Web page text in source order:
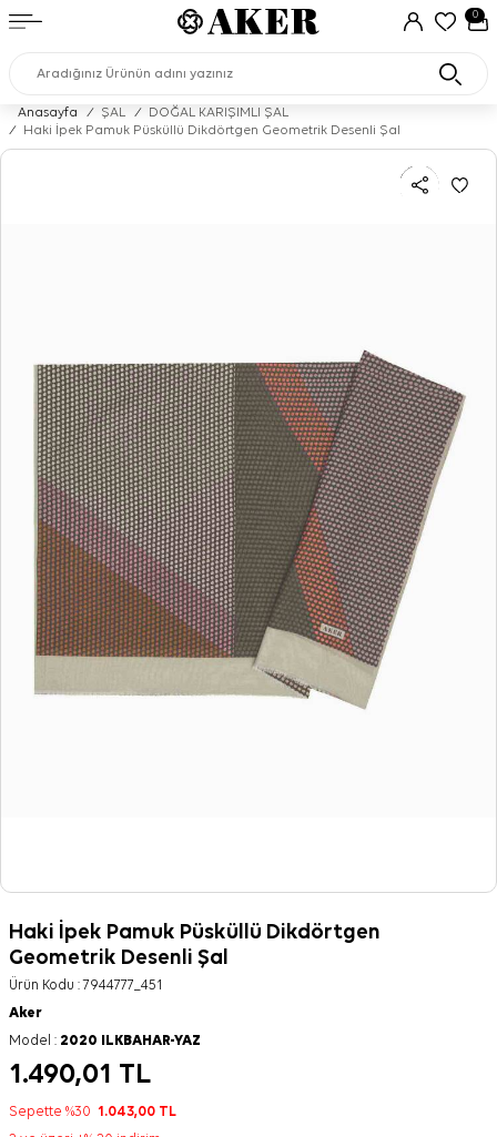
0
Anasayfa / ŞAL /
DOĞAL KARIŞIMLI ŞAL
/
Haki İpek Pamuk Püsküllü Dikdörtgen Geometrik Desenli Şal
Haki İpek Pamuk Püsküllü Dikdörtgen
Geometrik Desenli Şal
Ürün Kodu :7944777_451
Aker
Model : 2020 ILKBAHAR-YAZ
1.490,01 TL
Sepette %30 1.043,00 TL